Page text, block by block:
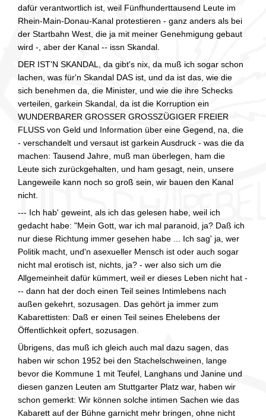
dafür verantwortlich ist, weil Fünfhunderttausend Leute im
Rhein-Main-Donau-Kanal protestieren - ganz anders als bei
der Startbahn West, die ja mit meiner Genehmigung gebaut
wird -, aber der Kanal -- issn Skandal.
DER IST'N SKANDAL, da gibt's nix, da muß ich sogar schon
lachen, was für'n Skandal DAS ist, und da ist das, wie die
sich benehmen da, die Minister, und wie die ihre Schecks
verteilen, garkein Skandal, da ist die Korruption ein
WUNDERBARER GROSSER GROSSZÜGIGER FREIER
FLUSS von Geld und Information über eine Gegend, na, die
- verschandelt und versaut ist garkein Ausdruck - was die da
machen: Tausend Jahre, muß man überlegen, ham die
Leute sich zurückgehalten, und ham gesagt, nein, unsere
Langeweile kann noch so groß sein, wir bauen den Kanal
nicht.
--- Ich hab' geweint, als ich das gelesen habe, weil ich
gedacht habe: "Mein Gott, war ich mal paranoid, ja? Daß ich
nur diese Richtung immer gesehen habe ... Ich sag' ja, wer
Politik macht, und'n asexueller Mensch ist oder auch sogar
nicht mal erotisch ist, nichts, ja? - wer also sich um die
Allgemeinheit dafür kümmert, weil er dieses Leben nicht hat -
-- dann hat der doch einen Teil seines Intimlebens nach
außen gekehrt, sozusagen. Das gehört ja immer zum
Kabarettisten: Daß er einen Teil seines Ehelebens der
Öffentlichkeit opfert, sozusagen.
Übrigens, das muß ich gleich auch mal dazu sagen, das
haben wir schon 1952 bei den Stachelschweinen, lange
bevor die Kommune 1 mit Teufel, Langhans und Janine und
diesen ganzen Leuten am Stuttgarter Platz war, haben wir
schon gemerkt: Wir können solche intimen Sachen wie das
Kabarett auf der Bühne garnicht mehr bringen, ohne nicht